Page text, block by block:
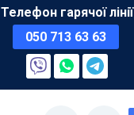
Телефон гарячої лінії
050 713 63 63